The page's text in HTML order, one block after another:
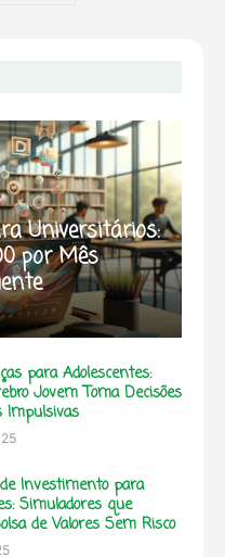
Universitários:
por Mês
para Adolescentes:
Jovem Toma Decisões
Impulsivas
Investimento para
Simuladores que
de Valores Sem Risco